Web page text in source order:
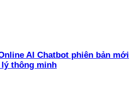
AI Chatbot phiên bản mới
thông minh